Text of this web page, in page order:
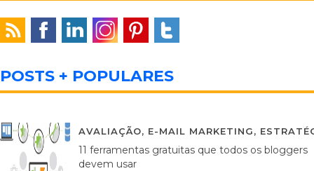
POSTS + POPULARES
AVALIAÇÃO, E-MAIL MARKETING,
11 ferramentas gratuitas que todos os bloggers
devem usar